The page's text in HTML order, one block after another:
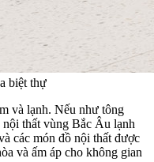
biệt thự
và lạnh. Nếu như tông
nội thất vùng Bắc Âu lạnh
các món đồ nội thất được
và ấm áp cho không gian